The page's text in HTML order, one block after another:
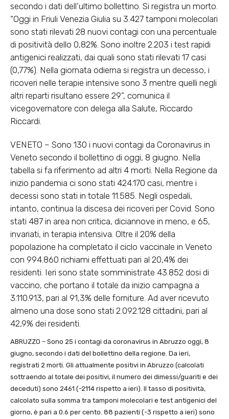
secondo i dati dell’ultimo bollettino. Si registra un morto.
“Oggi in Friuli Venezia Giulia su 3.427 tamponi molecolari
sono stati rilevati 28 nuovi contagi con una percentuale
di positività dello 0,82%. Sono inoltre 2.203 i test rapidi
antigenici realizzati, dai quali sono stati rilevati 17 casi
(0,77%). Nella giornata odierna si registra un decesso, i
ricoveri nelle terapie intensive sono 3 mentre quelli negli
altri reparti risultano essere 29”, comunica il
vicegovernatore con delega alla Salute, Riccardo
Riccardi.
VENETO – Sono 130 i nuovi contagi da Coronavirus in
Veneto secondo il bollettino di oggi, 8 giugno. Nella
tabella si fa riferimento ad altri 4 morti. Nella Regione da
inizio pandemia ci sono stati 424.170 casi, mentre i
decessi sono stati in totale 11.585. Negli ospedali,
intanto, continua la discesa dei ricoveri per Covid. Sono
stati 487 in area non critica, diciannove in meno, e 65,
invariati, in terapia intensiva. Oltre il 20% della
popolazione ha completato il ciclo vaccinale in Veneto
con 994.860 richiami effettuati pari al 20,4% dei
residenti. Ieri sono state somministrate 43.852 dosi di
vaccino, che portano il totale da inizio campagna a
3.110.913, pari al 91,3% delle forniture. Ad aver ricevuto
almeno una dose sono stati 2.092.128 cittadini, pari al
42,9% dei residenti.
ABRUZZO – Sono 25 i contagi da coronavirus in Abruzzo oggi, 8
giugno, secondo i dati del bollettino della regione. Da ieri,
registrati 2 morti. Gli attualmente positivi in Abruzzo (calcolati
sottraendo al totale dei positivi, il numero dei dimessi/guariti e dei
deceduti) sono 2461 (-2114 rispetto a ieri). Il tasso di positività,
calcolato sulla somma tra tamponi molecolari e test antigenici del
giorno, è pari a 0.6 per cento. 88 pazienti (-3 rispetto a ieri) sono